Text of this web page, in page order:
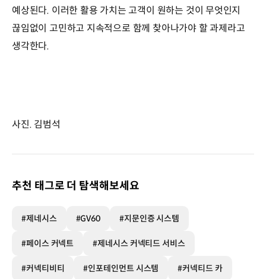
예상된다. 이러한 활용 가치는 고객이 원하는 것이 무엇인지
끊임없이 고민하고 지속적으로 함께 찾아나가야 할 과제라고
생각한다.
사진. 김범석
추천 태그로 더 탐색해보세요
#제네시스 #GV60 #지문인증 시스템
#페이스 커넥트 #제네시스 커넥티드 서비스
#커넥티비티 #인포테인먼트 시스템 #커넥티드 카